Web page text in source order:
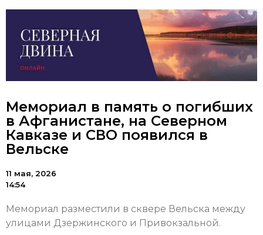
Мемориал в память о погибших
в Афганистане, на Северном
Кавказе и СВО появился в
Вельске
11 мая, 2026
14:54
Мемориал разместили в сквере Вельска между
улицами Дзержинского и Привокзальной.